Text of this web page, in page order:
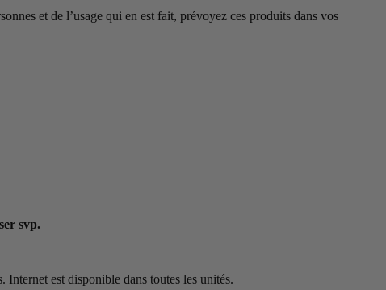
et de l’usage qui en est fait, prévoyez ces produits dans vos
svp.
est disponible dans toutes les unités.